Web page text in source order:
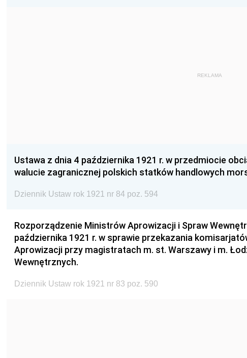
REKLAMA
Ustawa z dnia 4 października 1921 r. w przedmiocie
walucie zagranicznej polskich statków handlowych
Dziennik Ustaw rok 1921 nr 84 poz. 594
Rozporządzenie Ministrów Aprowizacji i Spraw
października 1921 r. w sprawie przekazania
Aprowizacji przy magistratach m. st. Warszawy i m.
Wewnętrznych.
Dziennik Ustaw rok 1921 nr 83 poz. 590